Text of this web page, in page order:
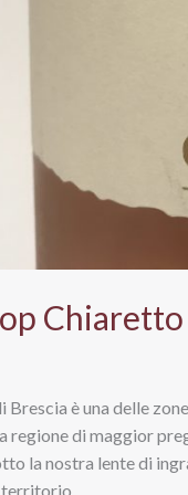
Brescia è una delle
regione di maggior
la nostra lente di
territorio